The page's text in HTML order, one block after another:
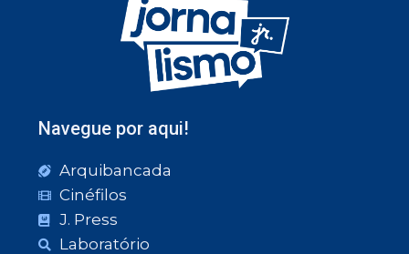
Navegue por aqui!
Arquibancada
Cinéfilos
J. Press
Laboratório